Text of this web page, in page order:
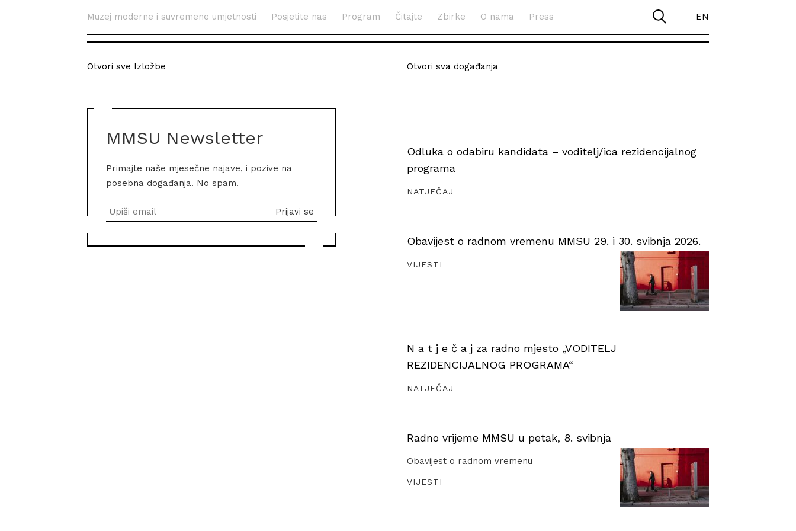
Muzej moderne i suvremene umjetnosti Posjetite nas Program Čitajte Zbirke O nama Press EN
Otvori sve Izložbe
MMSU Newsletter
Primajte naše mjesečne najave, i pozive na
posebna događanja. No spam.
Otvori sva događanja
Odluka o odabiru kandidata – voditelj/ica rezidencijalnog
programa
NATJEČAJ
Obavijest o radnom vremenu MMSU 29. i 30. svibnja 2026.
VIJESTI
N a t j e č a j za radno mjesto „VODITELJ
REZIDENCIJALNOG PROGRAMA“
NATJEČAJ
Radno vrijeme MMSU u petak, 8. svibnja
Obavijest o radnom vremenu
VIJESTI